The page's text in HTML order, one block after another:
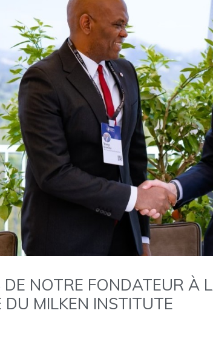
DE NOTRE FONDATEUR À
DU MILKEN INSTITUTE